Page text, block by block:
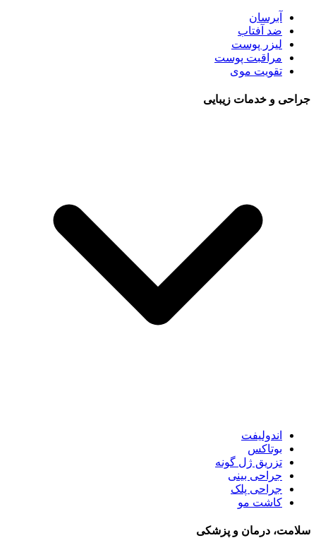
آبرسان
ضد آفتاب
لیزر پوست
مراقبت پوست
تقویت موی
جراحی و خدمات زیبایی
اندولیفت
بوتاکس
تزریق ژل گونه
جراحی بینی
جراحی پلک
کاشت مو
سلامت، درمان و پزشکی